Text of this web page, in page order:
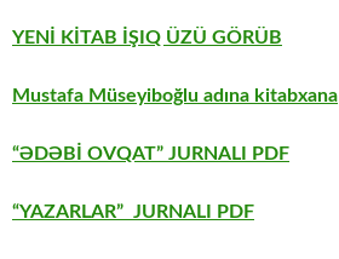
YENİ KİTAB İŞIQ ÜZÜ GÖRÜB
Mustafa Müseyiboğlu adına kitabxana
“ƏDƏBİ OVQAT” JURNALI PDF
“YAZARLAR” JURNALI PDF